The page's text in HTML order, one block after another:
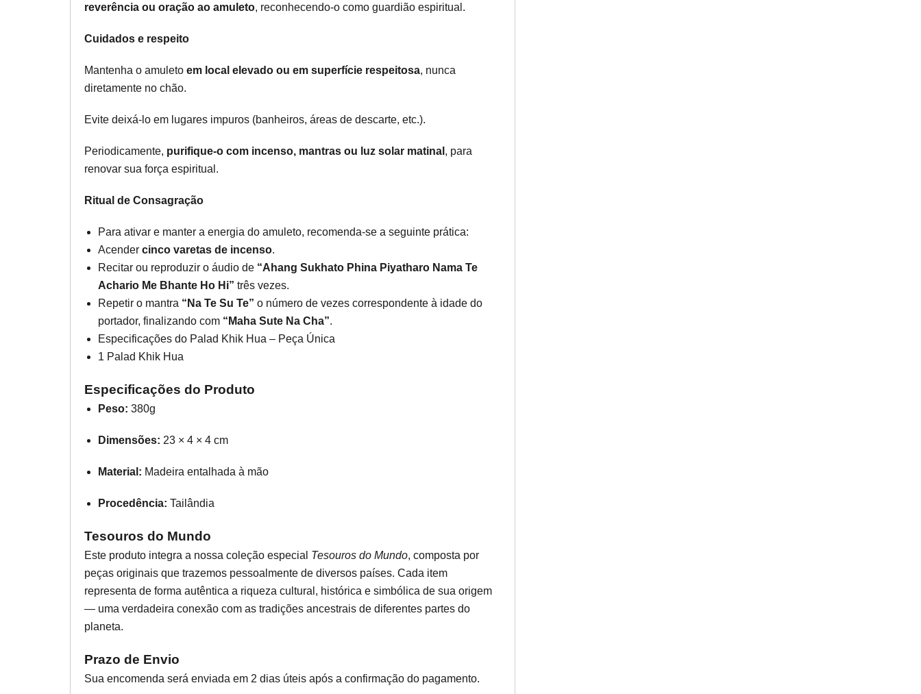
reverência ou oração ao amuleto, reconhecendo-o como guardião espiritual.
Cuidados e respeito
Mantenha o amuleto em local elevado ou em superfície respeitosa, nunca
diretamente no chão.
Evite deixá-lo em lugares impuros (banheiros, áreas de descarte, etc.).
Periodicamente, purifique-o com incenso, mantras ou luz solar matinal , para
renovar sua força espiritual.
Ritual de Consagração
Para ativar e manter a energia do amuleto, recomenda-se a seguinte prática:
Acender cinco varetas de incenso.
Recitar ou reproduzir o áudio de “Ahang Sukhato Phina Piyatharo Nama Te
Achario Me Bhante Ho Hi” três vezes.
Repetir o mantra “Na Te Su Te” o número de vezes correspondente à idade do
portador, finalizando com “Maha Sute Na Cha”.
Especificações do Palad Khik Hua – Peça Única
1 Palad Khik Hua
Especificações do Produto
Peso: 380g
Dimensões: 23 × 4 × 4 cm
Material: Madeira entalhada à mão
Procedência: Tailândia
Tesouros do Mundo
Este produto integra a nossa coleção especial Tesouros do Mundo, composta por
peças originais que trazemos pessoalmente de diversos países. Cada item
representa de forma autêntica a riqueza cultural, histórica e simbólica de sua origem
— uma verdadeira conexão com as tradições ancestrais de diferentes partes do
planeta.
Prazo de Envio
Sua encomenda será enviada em 2 dias úteis após a confirmação do pagamento.